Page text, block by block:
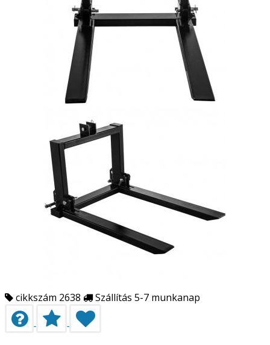
cikkszám 2638 Szállítás 5-7 munkanap